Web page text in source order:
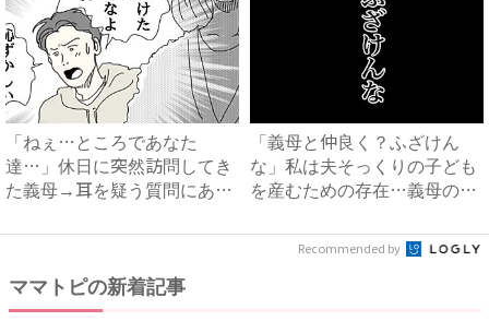
「ねぇ…ところであなた
達…」休日に突然訪問してき
た義母→耳を疑う質問にあ
「義母と仲良く？ふざけん
な」私は夫そっくりの子ども
を産むための存在…義母の企
Recommended by
ママトピの新着記事